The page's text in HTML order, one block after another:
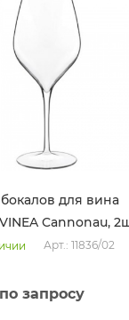
для вина
Cannonau,
Арт.: 11836/02
запросу